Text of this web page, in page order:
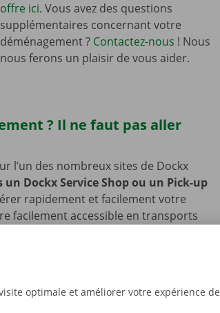
offre ici. Vous avez des questions
supplémentaires concernant votre
déménagement ? Contactez-nous ! Nous
nous ferons un plaisir de vous aider.
? Il ne faut pas aller
l’un des nombreux sites de Dockx
Dockx Service Shop ou un Pick-up
rapidement et facilement votre
facilement accessible en transports
optimale et améliorer votre expérience de